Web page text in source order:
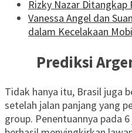
Rizky Nazar
Vanessa Angel dan
dalam Kecelakaan
Prediksi
Tidak hanya itu, Brasil juga
setelah jalan panjang yang
group. Penentuannya pada